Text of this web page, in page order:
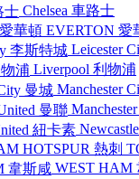
Chelsea 車路士
EVERTON 愛
Leicester
Liverpool 利物浦
Manchester
WEST HAM